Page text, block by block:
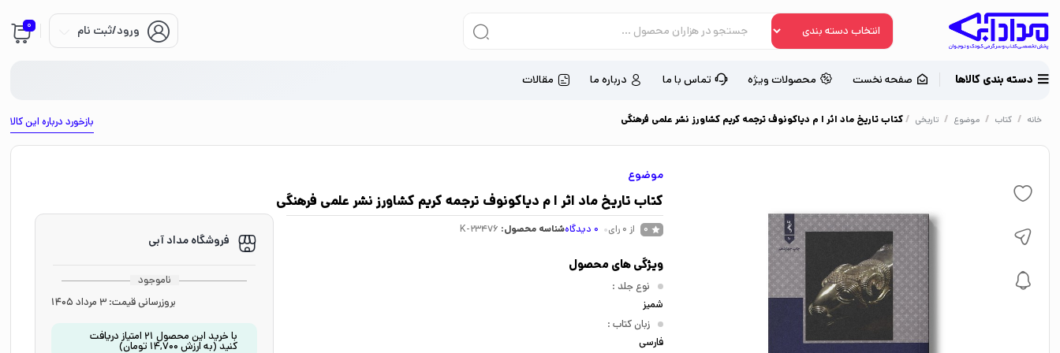
ورود/ثبت نام 0
دسته بندی کالاها صفحه نخست محصولات ویژه تماس با ما درباره ما مقالات
بازخورد درباره این کالا خانه / کتاب / موضوع / تاریخی /کتاب تاریخ ماد اثر ا م دیاکونوف ترجمه کریم کشاورز نشر علمی فرهنگی
موضوع
کتاب تاریخ ماد اثر ا م دیاکونوف ترجمه کریم کشاورز نشر علمی فرهنگی
0 از 0 رای 0 دیدگاهشناسه محصول: K-23476
ویژگی های محصول
نوع جلد :
شمیز
زبان کتاب :
فارسی
فروشگاه مداد آبی
ناموجود
بروزرسانی قیمت: 3 مرداد 1405
با خرید این محصول 21 امتیاز دریافت
کنید(به ارزش 14,700 تومان)